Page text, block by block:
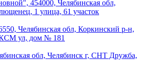
454000, Челябинская обл,
1 улица, 61 участок
Челябинская обл, Коркинский р-н,
ул, дом № 181
обл, Челябинск г, СНТ Дружба,